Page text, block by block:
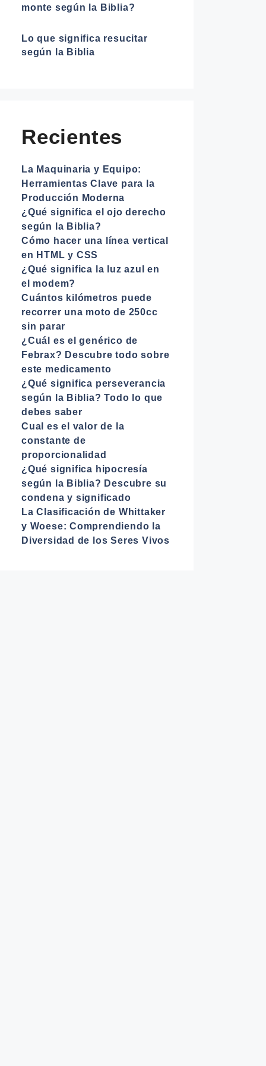
monte según la Biblia?
Lo que significa resucitar
según la Biblia
Recientes
La Maquinaria y Equipo:
Herramientas Clave para la
Producción Moderna
¿Qué significa el ojo derecho
según la Biblia?
Cómo hacer una línea vertical
en HTML y CSS
¿Qué significa la luz azul en
el modem?
Cuántos kilómetros puede
recorrer una moto de 250cc
sin parar
¿Cuál es el genérico de
Febrax? Descubre todo sobre
este medicamento
¿Qué significa perseverancia
según la Biblia? Todo lo que
debes saber
Cual es el valor de la
constante de
proporcionalidad
¿Qué significa hipocresía
según la Biblia? Descubre su
condena y significado
La Clasificación de Whittaker
y Woese: Comprendiendo la
Diversidad de los Seres Vivos